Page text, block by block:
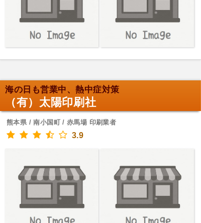
海の日も営業中、熱中症対策
（有）太陽印刷社
熊本県 / 南小国町 / 赤馬場 印刷業者
3.9